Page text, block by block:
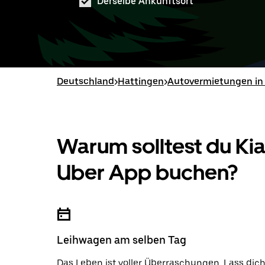
Deutschland>Hattingen>Autovermietungen
Warum solltest du
Uber App buchen?
Leihwagen am selben Tag